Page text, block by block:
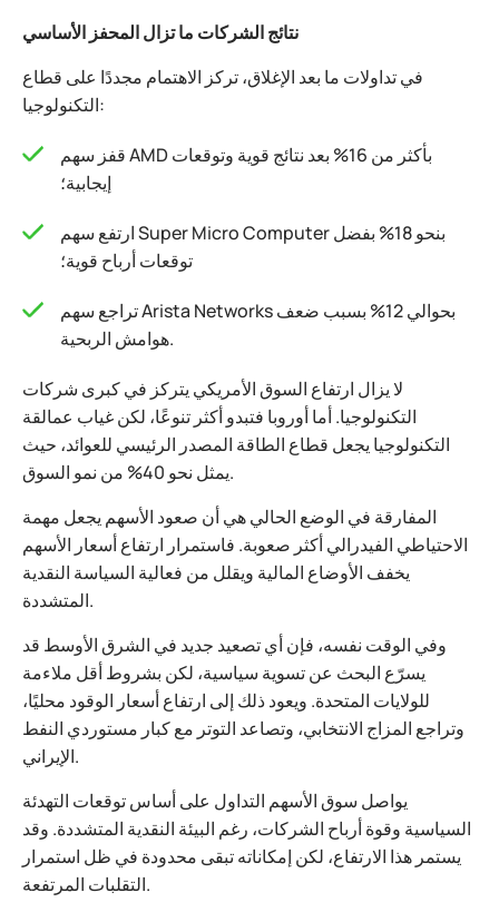
نتائج الشركات ما تزال المحفز الأساسي
في تداولات ما بعد الإغلاق، تركز الاهتمام مجددًا على قطاع
التكنولوجيا:
قفز سهم AMD بأكثر من 16% بعد نتائج قوية وتوقعات
إيجابية؛
ارتفع سهم Super Micro Computer بنحو 18% بفضل
توقعات أرباح قوية؛
تراجع سهم Arista Networks بحوالي 12% بسبب ضعف
هوامش الربحية.
لا يزال ارتفاع السوق الأمريكي يتركز في كبرى شركات
التكنولوجيا. أما أوروبا فتبدو أكثر تنوعًا، لكن غياب عمالقة
التكنولوجيا يجعل قطاع الطاقة المصدر الرئيسي للعوائد، حيث
يمثل نحو 40% من نمو السوق.
المفارقة في الوضع الحالي هي أن صعود الأسهم يجعل مهمة
الاحتياطي الفيدرالي أكثر صعوبة. فاستمرار ارتفاع أسعار الأسهم
يخفف الأوضاع المالية ويقلل من فعالية السياسة النقدية
المتشددة.
وفي الوقت نفسه، فإن أي تصعيد جديد في الشرق الأوسط قد
يسرّع البحث عن تسوية سياسية، لكن بشروط أقل ملاءمة
للولايات المتحدة. ويعود ذلك إلى ارتفاع أسعار الوقود محليًا،
وتراجع المزاج الانتخابي، وتصاعد التوتر مع كبار مستوردي النفط
الإيراني.
يواصل سوق الأسهم التداول على أساس توقعات التهدئة
السياسية وقوة أرباح الشركات، رغم البيئة النقدية المتشددة. وقد
يستمر هذا الارتفاع، لكن إمكاناته تبقى محدودة في ظل استمرار
التقلبات المرتفعة.